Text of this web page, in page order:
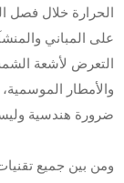
الحرارة خلال فصل
على المباني
التعرض لأشعة
والأمطار
ضرورة هندسية
ومن بين جميع